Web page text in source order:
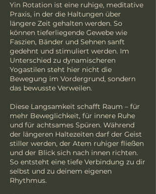
Yin Rotation ist eine ruhige, meditative
Praxis, in der die Haltungen über
längere Zeit gehalten werden. So
können tieferliegende Gewebe wie
Faszien, Bänder und Sehnen sanft
gedehnt und stimuliert werden. Im
Unterschied zu dynamischeren
Yogastilen steht hier nicht die
Bewegung im Vordergrund, sondern
das bewusste Verweilen.
Diese Langsamkeit schafft Raum – für
mehr Beweglichkeit, für innere Ruhe
und für achtsames Spüren. Während
der längeren Haltezeiten darf der Geist
stiller werden, der Atem ruhiger fließen
und der Blick sich nach innen richten.
So entsteht eine tiefe Verbindung zu dir
selbst und zu deinem eigenen
Rhythmus.